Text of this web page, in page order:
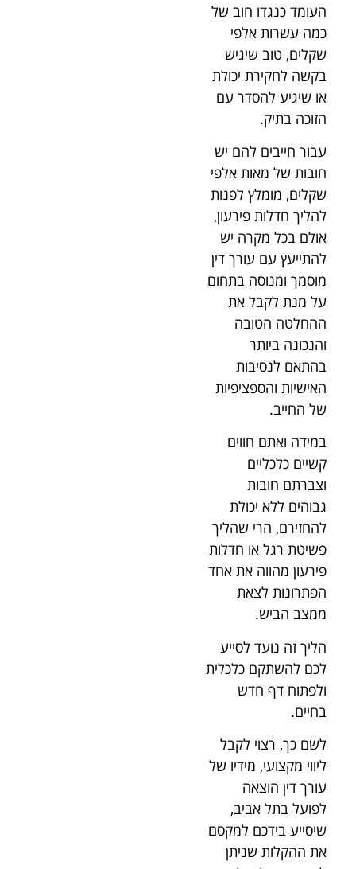
העומד כנגדו חוב של
כמה עשרות אלפי
שקלים, טוב שיגיש
בקשה לחקירת יכולת
או שיגיע להסדר עם
הזוכה בתיק.
עבור חייבים להם יש
חובות של מאות אלפי
שקלים, מומלץ לפנות
להליך חדלות פירעון,
אולם בכל מקרה יש
להתייעץ עם עורך דין
מוסמך ומנוסה בתחום
על מנת לקבל את
ההחלטה הטובה
והנכונה ביותר
בהתאם לנסיבות
האישיות והספציפיות
של החייב.
במידה ואתם חווים
קשיים כלכליים
וצברתם חובות
גבוהים ללא יכולת
להחזירם, הרי שהליך
פשיטת רגל או חדלות
פירעון מהווה את אחד
הפתרונות לצאת
ממצב הביש.
הליך זה נועד לסייע
לכם להשתקם כלכלית
ולפתוח דף חדש
בחיים.
לשם כך, רצוי לקבל
ליווי מקצועי, מידיו של
עורך דין הוצאה
לפועל בתל אביב,
שיסייע בידכם למקסם
את ההקלות שניתן